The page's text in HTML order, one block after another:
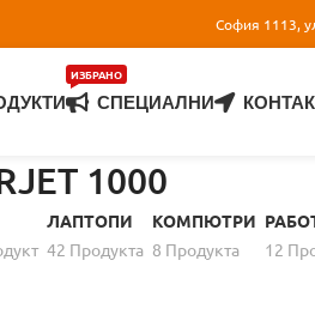
София 1113,
СПЕЦИАЛНИ
ИЗБРАНО
1000
ЛАПТОПИ
42 Продуктa
КОМПЮТРИ
8 Продуктa
12